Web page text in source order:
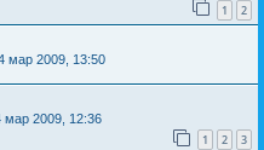
1 2
мар 2009, 13:50
мар 2009, 12:36
1 2 3